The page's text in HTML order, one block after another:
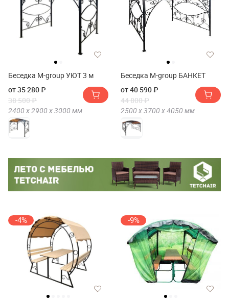
Беседка M-group УЮТ 3 м
от 35 280 ₽
38 500 ₽
2400 х 2900 х3000 мм
Беседка M-group БАНКЕТ
от 40 590 ₽
44 800 ₽
2500 х3700 х4050 мм
-4% -9%